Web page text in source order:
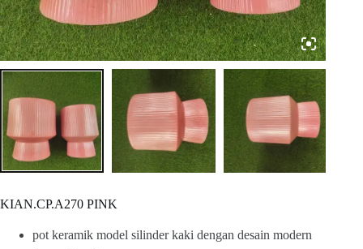
KIAN.CP.A270 PINK
pot keramik model silinder kaki dengan desain modern